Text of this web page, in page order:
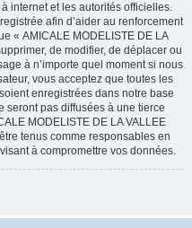
à internet et les autorités officielles.
afin d’aider au renforcement
« AMICALE MODELISTE DE LA
de modifier, de déplacer ou
à n’importe quel moment si nous
vous acceptez que toutes les
enregistrées dans notre base
seront pas diffusées à une tierce
MODELISTE DE LA VALLEE
tenus comme responsables en
à compromettre vos données.